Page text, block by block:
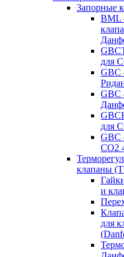
Запорные
BML
для
GBC
GBC
для
GBC
CO2
клапаны
и
для